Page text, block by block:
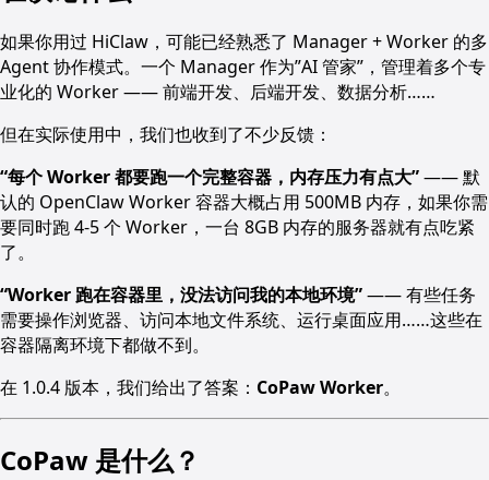
如果你用过 HiClaw，可能已经熟悉了 Manager + Worker 的多
Agent 协作模式。一个 Manager 作为”AI 管家”，管理着多个专
业化的 Worker —— 前端开发、后端开发、数据分析……
但在实际使用中，我们也收到了不少反馈：
“每个 Worker 都要跑一个完整容器，内存压力有点大”—— 默
认的 OpenClaw Worker 容器大概占用 500MB 内存，如果你需
要同时跑 4-5 个 Worker，一台 8GB 内存的服务器就有点吃紧
了。
“Worker 跑在容器里，没法访问我的本地环境”—— 有些任务
需要操作浏览器、访问本地文件系统、运行桌面应用……这些在
容器隔离环境下都做不到。
在 1.0.4 版本，我们给出了答案： CoPaw Worker。
CoPaw 是什么？